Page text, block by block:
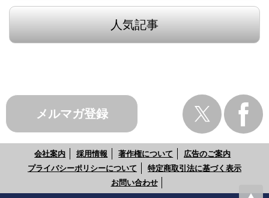
人気記事
メルマガ登録
会社案内 採用情報 著作権について
広告のご案内
プライバシーポリシーについて
特定商取引法に基づく表示
お問い合わせ